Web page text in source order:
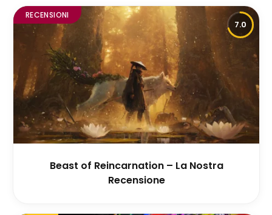
7.0
RECENSIONI
Beast of Reincarnation – La Nostra
Recensione